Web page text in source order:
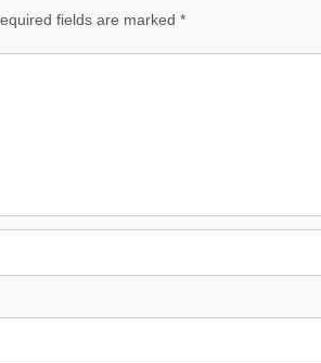
fields are marked *